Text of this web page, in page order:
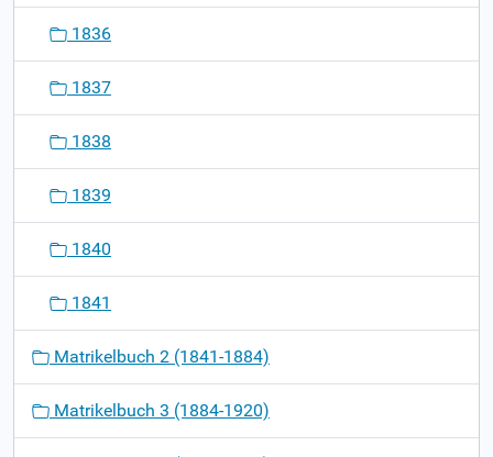
1836
1837
1838
1839
1840
1841
Matrikelbuch 2 (1841-1884)
Matrikelbuch 3 (1884-1920)